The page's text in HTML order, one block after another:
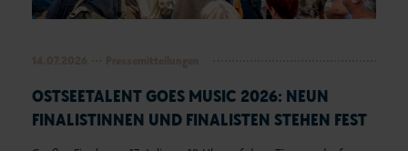
OSTSEETALENT GOES MUSIC 2026: NEUN
FINALISTINNEN UND FINALISTEN STEHEN FEST